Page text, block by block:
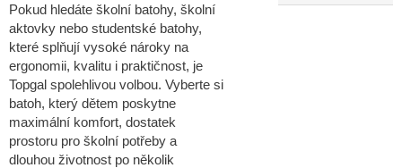
Pokud hledáte školní batohy, školní
aktovky nebo studentské batohy,
které splňují vysoké nároky na
ergonomii, kvalitu i praktičnost, je
Topgal spolehlivou volbou. Vyberte si
batoh, který dětem poskytne
maximální komfort, dostatek
prostoru pro školní potřeby a
dlouhou životnost po několik